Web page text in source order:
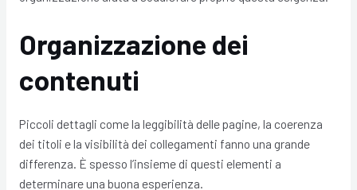
Organizzazione dei
contenuti
Piccoli dettagli come la leggibilità delle pagine, la coerenza
dei titoli e la visibilità dei collegamenti fanno una grande
differenza. È spesso l’insieme di questi elementi a
determinare una buona esperienza.